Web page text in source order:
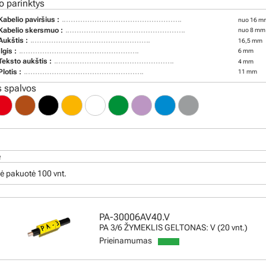
parinktys
paviršius : nuo 16
skersmuo : nuo 8
: 16,5 mm
: 6 mm
aukštis : 4 mm
: 11 mm
spalvos
pakuotė 100 vnt.
PA-30006AV40.V
PA 3/6 ŽYMEKLIS GELTONAS: V (20 vnt.)
Prieinamumas